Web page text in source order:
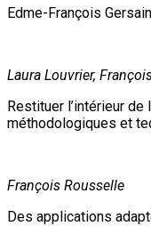
Edme-François
Laura Louvrier,
Restituer l’intérieur
méthodologiques et
François Rousselle
Des applications